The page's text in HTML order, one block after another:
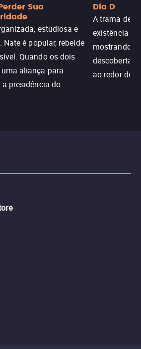
Sua
estudiosa e
Nate é popular, rebelde
Quando os dois
aliança para
presidência do
Dia D
A trama de
existência
mostrando
descoberta
ao redor do